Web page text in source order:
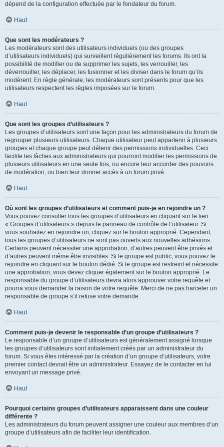
dépend de la configuration effectuée par le fondateur du forum.
Haut
Que sont les modérateurs ?
Les modérateurs sont des utilisateurs individuels (ou des groupes
d’utilisateurs individuels) qui surveillent régulièrement les forums. Ils ont la
possibilité de modifier ou de supprimer les sujets, les verrouiller, les
déverrouiller, les déplacer, les fusionner et les diviser dans le forum qu’ils
modèrent. En règle générale, les modérateurs sont présents pour que les
utilisateurs respectent les règles imposées sur le forum.
Haut
Que sont les groupes d’utilisateurs ?
Les groupes d’utilisateurs sont une façon pour les administrateurs du forum de
regrouper plusieurs utilisateurs. Chaque utilisateur peut appartenir à plusieurs
groupes et chaque groupe peut détenir des permissions individuelles. Ceci
facilite les tâches aux administrateurs qui pourront modifier les permissions de
plusieurs utilisateurs en une seule fois, ou encore leur accorder des pouvoirs
de modération, ou bien leur donner accès à un forum privé.
Haut
Où sont les groupes d’utilisateurs et comment puis-je en rejoindre un ?
Vous pouvez consulter tous les groupes d’utilisateurs en cliquant sur le lien
« Groupes d’utilisateurs » depuis le panneau de contrôle de l’utilisateur. Si
vous souhaitez en rejoindre un, cliquez sur le bouton approprié. Cependant,
tous les groupes d’utilisateurs ne sont pas ouverts aux nouvelles adhésions.
Certains peuvent nécessiter une approbation, d’autres peuvent être privés et
d’autres peuvent même être invisibles. Si le groupe est public, vous pouvez le
rejoindre en cliquant sur le bouton dédié. Si le groupe est restreint et nécessite
une approbation, vous devez cliquer également sur le bouton approprié. Le
responsable du groupe d’utilisateurs devra alors approuver votre requête et
pourra vous demander la raison de votre requête. Merci de ne pas harceler un
responsable de groupe s’il refuse votre demande.
Haut
Comment puis-je devenir le responsable d’un groupe d’utilisateurs ?
Le responsable d’un groupe d’utilisateurs est généralement assigné lorsque
les groupes d’utilisateurs sont initialement créés par un administrateur du
forum. Si vous êtes intéressé par la création d’un groupe d’utilisateurs, votre
premier contact devrait être un administrateur. Essayez de le contacter en lui
envoyant un message privé.
Haut
Pourquoi certains groupes d’utilisateurs apparaissent dans une couleur
différente ?
Les administrateurs du forum peuvent assigner une couleur aux membres d’un
groupe d’utilisateurs afin de faciliter leur identification.